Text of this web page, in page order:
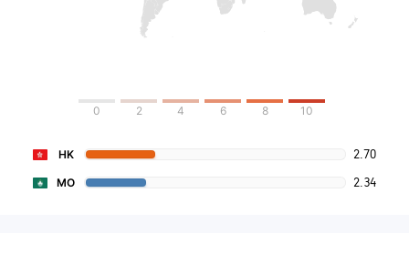
0 2 4 6 8 10
HK 2.70
MO 2.34